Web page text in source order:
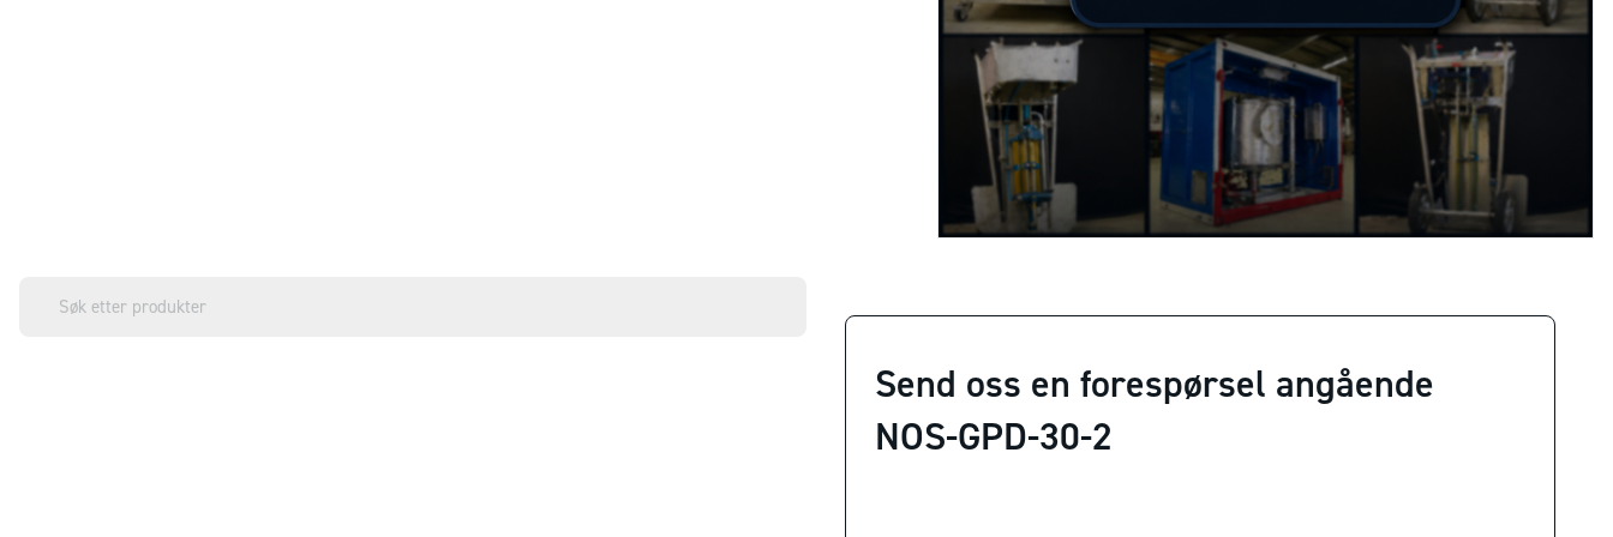
Send oss en forespørsel angående
NOS-GPD-30-2